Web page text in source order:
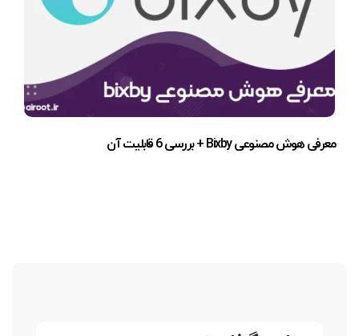
معرفی هوش مصنوعی Bixby + بررسی 6 قابلیت آن